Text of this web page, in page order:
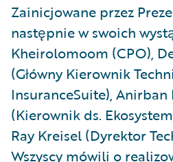
Zainicjowane przez
następnie w swoich
Kheirolomoom (CPO),
(Główny Kierownik
InsuranceSuite), Anirban
(Kierownik ds.
Ray Kreisel (Dyrektor
Wszyscy mówili o